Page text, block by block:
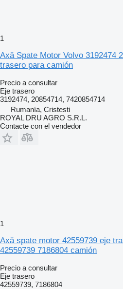
1
Axă Spate Motor Volvo 3192474
trasero para camión
Precio a consultar
Eje trasero
3192474, 20854714, 7420854714
Rumanía, Cristesti
ROYAL DRU AGRO S.R.L.
Contacte con el vendedor
1
Axă spate motor 42559739 eje
42559739 7186804 camión
Precio a consultar
Eje trasero
42559739, 7186804